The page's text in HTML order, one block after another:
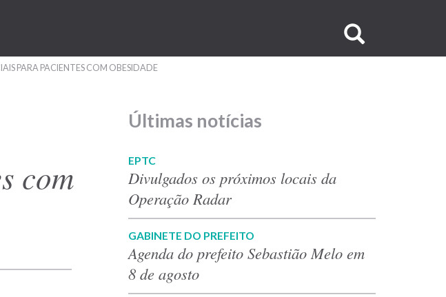
no
PARA PACIENTES COM OBESIDADE
com
Últimas notícias
EPTC
Divulgados os próximos locais da
Operação Radar
GABINETE DO PREFEITO
Agenda do prefeito Sebastião Melo em
8 de agosto